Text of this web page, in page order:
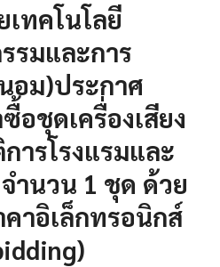
ทคโนโลยี
รมและการ
อม)ประกาศ
อชุดเครื่องเสียง
ารโรงแรมและ
ำนวน 1 ชุด ด้วย
าอิเล็กทรอนิกส์